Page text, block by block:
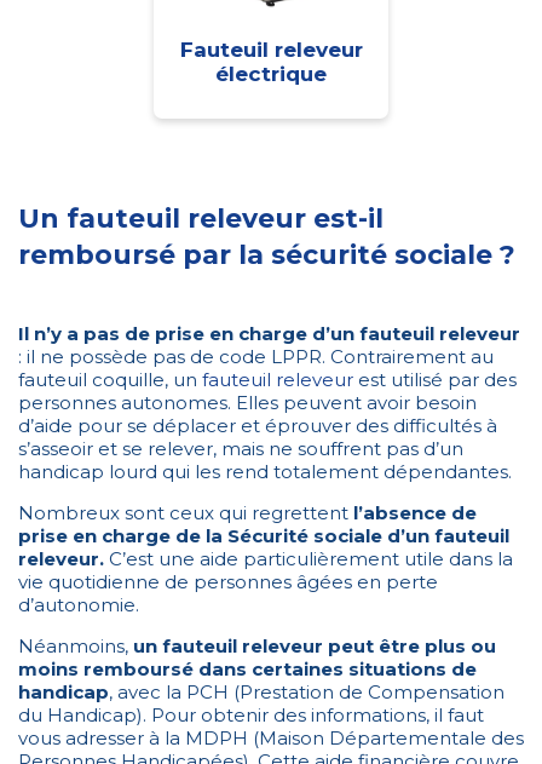
Fauteuil releveur
électrique
Un fauteuil releveur est-il
remboursé par la sécurité sociale ?
Il n’y a pas de prise en charge d’un fauteuil releveur
: il ne possède pas de code LPPR. Contrairement au
fauteuil coquille, un fauteuil releveur est utilisé par des
personnes autonomes. Elles peuvent avoir besoin
d’aide pour se déplacer et éprouver des difficultés à
s’asseoir et se relever, mais ne souffrent pas d’un
handicap lourd qui les rend totalement dépendantes.
Nombreux sont ceux qui regrettent l’absence de
prise en charge de la Sécurité sociale d’un fauteuil
releveur. C’est une aide particulièrement utile dans la
vie quotidienne de personnes âgées en perte
d’autonomie.
Néanmoins, un fauteuil releveur peut être plus ou
moins remboursé dans certaines situations de
handicap, avec la PCH (Prestation de Compensation
du Handicap). Pour obtenir des informations, il faut
vous adresser à la MDPH (Maison Départementale des